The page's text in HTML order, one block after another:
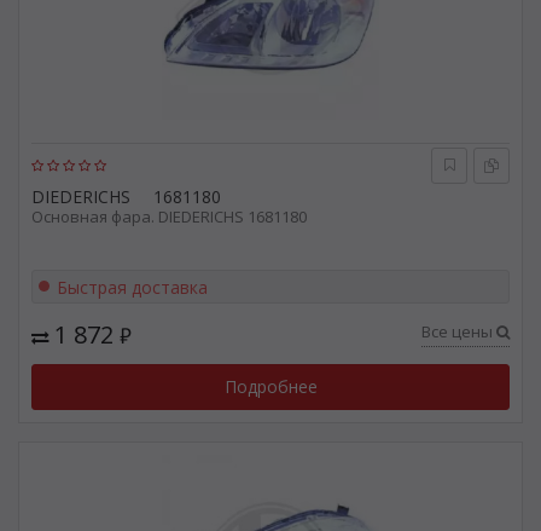
DIEDERICHS 1681180
Основная фара. DIEDERICHS 1681180
Быстрая доставка
1 872 ₽ Все цены
Подробнее